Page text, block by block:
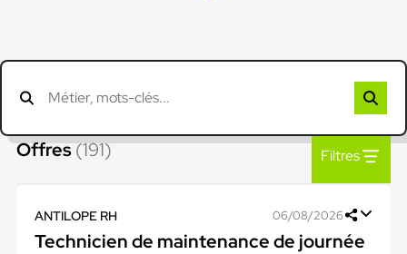
Offres(191) Filtres
ANTILOPE RH 06/08/2026
Technicien de maintenance de journée